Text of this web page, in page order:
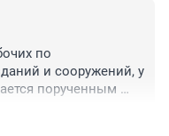
по
и сооружений, у
порученным